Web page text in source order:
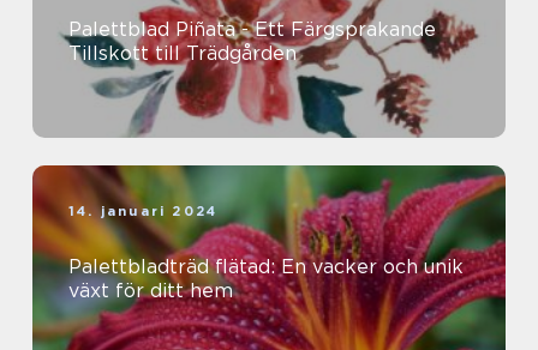
Palettblad Piñata - Ett Färgsprakande
Tillskott till Trädgården
14. januari 2024
Palettbladträd flätad: En vacker och unik
växt för ditt hem